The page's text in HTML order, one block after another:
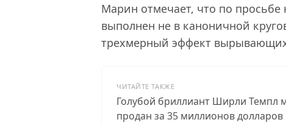
Марин отмечает, что по просьбе
выполнен не в каноничной
трехмерный эффект
ЧИТАЙТЕ ТАКЖЕ
Голубой бриллиант Ширли Темпл
продан за 35 миллионов долларов